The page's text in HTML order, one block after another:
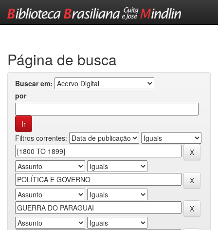
Página de busca
Buscar em:
por
Filtros correntes: